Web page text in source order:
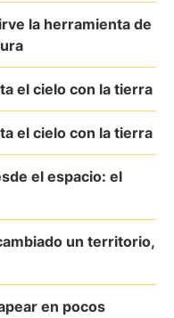
la herramienta de
el cielo con la tierra
el cielo con la tierra
el espacio: el
un territorio,
en pocos